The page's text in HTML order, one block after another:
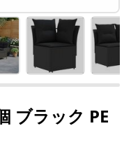
ブラック PE